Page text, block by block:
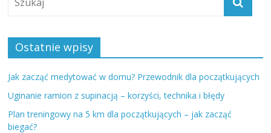
Ostatnie wpisy
Jak zacząć medytować w domu? Przewodnik dla początkujących
Uginanie ramion z supinacją – korzyści, technika i błędy
Plan treningowy na 5 km dla początkujących – jak zacząć
biegać?